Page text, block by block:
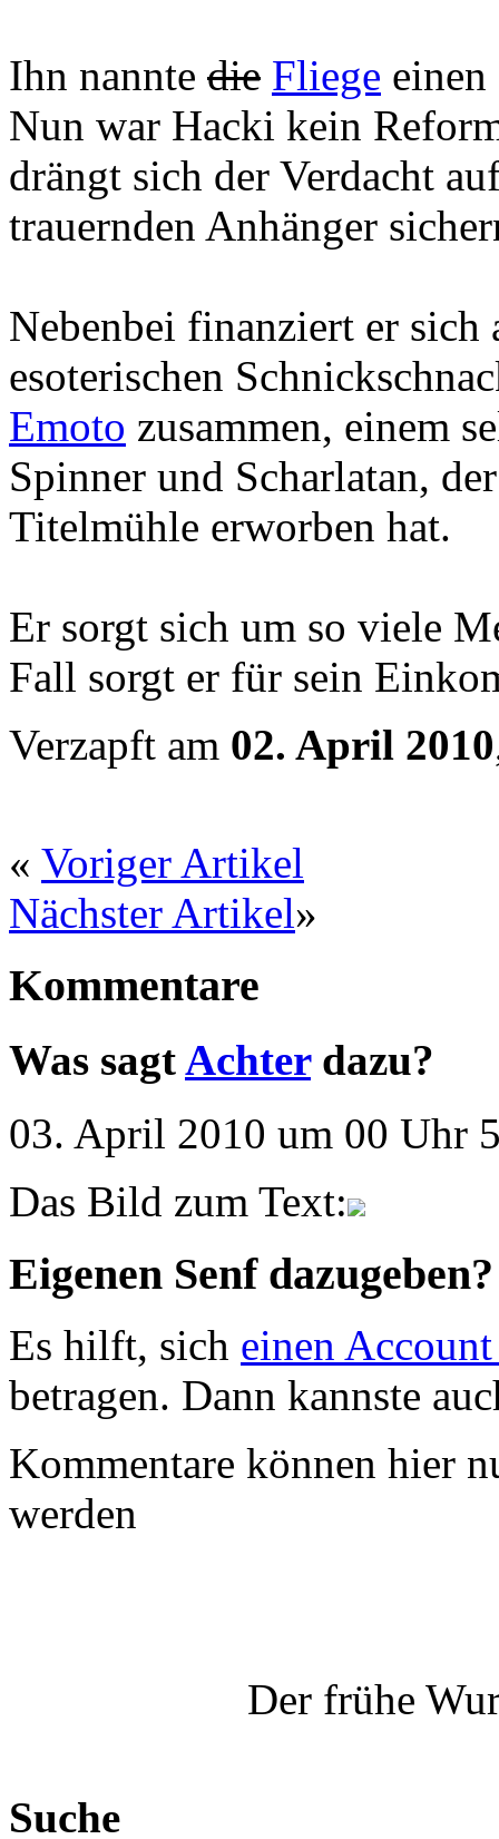
Ihn nannte die Fliege
Nun war Hacki kein
drängt sich der Verdacht
trauernden Anhänger
Nebenbei finanziert er
esoterischen
Emoto zusammen, einem
Spinner und Scharlatan,
Titelmühle erworben hat.
Er sorgt sich um so viele
Fall sorgt er für sein
Verzapft am 02. April 2010
« Voriger Artikel
Nächster Artikel»
Kommentare
Was sagtAchterdazu?
03. April 2010 um 00 Uhr
Das Bild zum Text:
Eigenen Senf dazugeben?
Es hilft, sich einen
betragen. Dann kannste
Kommentare können hier
werden
Der frühe
Suche